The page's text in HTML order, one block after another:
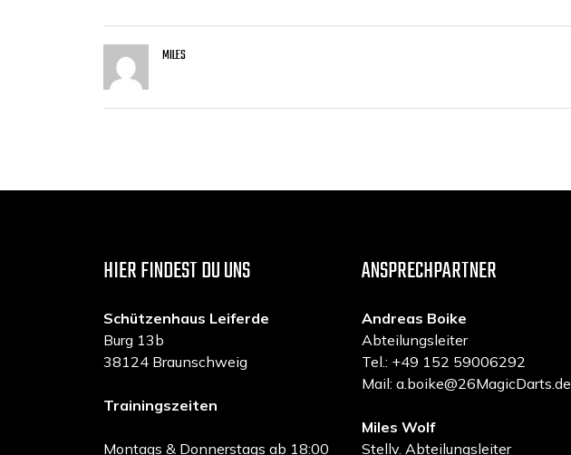
MILES
HIER FINDEST DU UNS
Schützenhaus Leiferde
Burg 13b
38124 Braunschweig
Trainingszeiten
Montags & Donnerstags ab 18:00
ANSPRECHPARTNER
Andreas Boike
Abteilungsleiter
Tel.: +49 152 59006292
Mail: a.boike@26MagicDarts.de
Miles Wolf
Stellv. Abteilungsleiter